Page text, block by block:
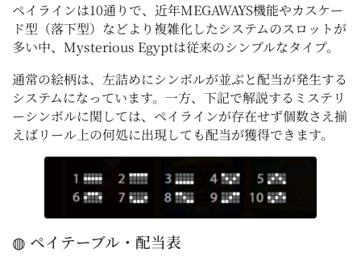
ペイラインは10通りで、近年MEGAWAYS機能やカスケー
ド型（落下型）などより複雑化したシステムのスロットが
多い中、Mysterious Egyptは従来のシンプルなタイプ。
通常の絵柄は、左詰めにシンボルが並ぶと配当が発生する
システムになっています。一方、下記で解説するミステリ
ーシンボルに関しては、ペイラインが存在せず個数さえ揃
えばリール上の何処に出現しても配当が獲得できます。
◍ ペイテーブル・配当表